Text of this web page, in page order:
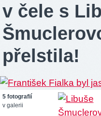
v čele s
přelstila!
5 fotografií
v galerii